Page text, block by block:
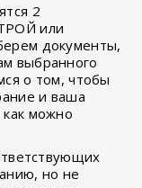
2
или
документы,
выбранного
о том, чтобы
и ваша
можно
но не